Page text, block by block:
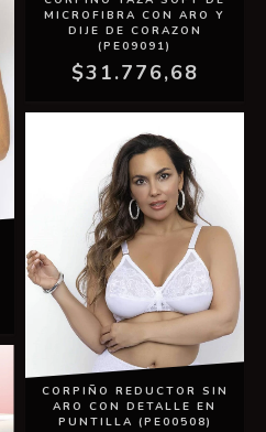
MICROFIBRA CON ARO Y
DIJE DE CORAZON
(PE09091)
$31.776,68
CORPIÑO REDUCTOR SIN
ARO CON DETALLE EN
PUNTILLA (PE00508)